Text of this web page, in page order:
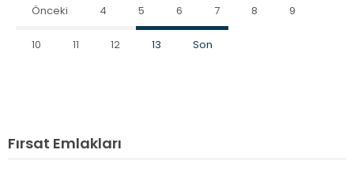
Önceki 4 5 6 7 8 9
10 11 12 13 Son
Fırsat Emlakları